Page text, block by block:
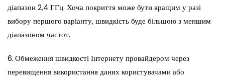
діапазон 2,4 ГГц. Хоча покриття може бути кращим у разі
вибору першого варіанту, швидкість буде більшою з меншим
діапазоном частот.
6. Обмеження швидкості Інтернету провайдером через
перевищення використання даних користувачами або